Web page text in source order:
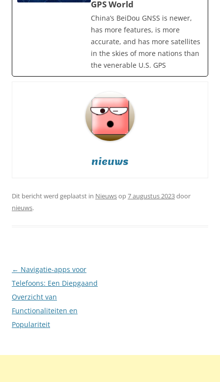
GPS World
China’s BeiDou GNSS is newer,
has more features, is more
accurate, and has more satellites
in the skies of more nations than
the venerable U.S. GPS
nieuws
Dit bericht werd geplaatst in Nieuwsop7 augustus 2023door
nieuws.
Berichtnavigatie
← Navigatie-apps voor
Telefoons: Een Diepgaand
Overzicht van
Functionaliteiten en
Populariteit